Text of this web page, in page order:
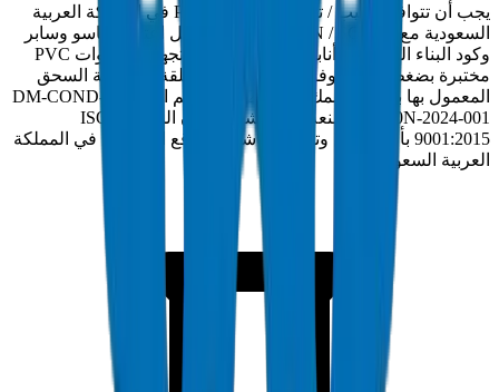
يجب أن تتوافق أنابيب / تجهيزات قنوات PVC في المملكة العربية
السعودية مع 1250N / 750N / SCH 40 وتحمل اعتماد ساسو وسابر
وكود البناء السعودي. أنابيب كراون أنابيب / تجهيزات قنوات PVC
مختبرة بضغط انفجار وفق معايير صلابة الحلقة ومقاومة السحق
المعمول بها بتفاوت سمك جدار ±0.2مم. رقم الامتثال: DM-COND-
1250N-2024-001. مصنعة في منشأة كراون المعتمدة ISO
9001:2015 بأم القيوين وتسلم مباشرة لمواقع المشاريع في المملكة
العربية السعودية.